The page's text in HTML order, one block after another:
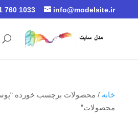
760 1033 info@modelsite.ir
خانه / محصولات برچسب خورده
محصولات”